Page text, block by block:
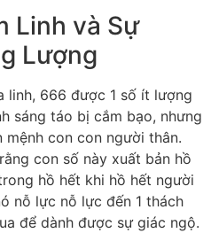
Linh và Sự
Lượng
linh, 666 được 1 số ít lượng
sáng táo bị cắm bạo, nhưng
mệnh con con người thân.
con số này xuất bản hồ
hồ hết khi hồ hết người
nỗ lực nỗ lực đến 1 thách
để dành được sự giác ngộ.